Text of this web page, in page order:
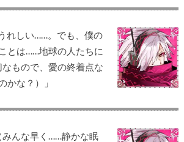
れしい……。でも、僕の
とは……地球の人たちに
もので、愛の終着点な
かな？）」
みんな早く……静かな眠